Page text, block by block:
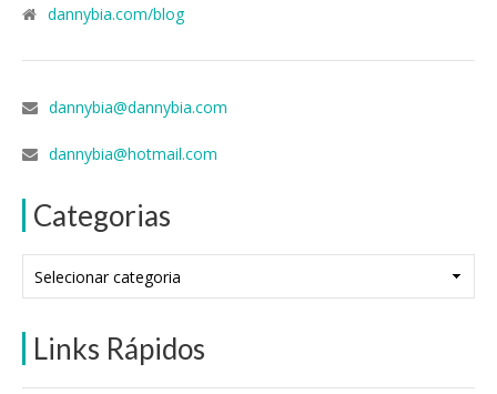
dannybia.com/blog
dannybia@dannybia.com
dannybia@hotmail.com
Categorias
Links Rápidos